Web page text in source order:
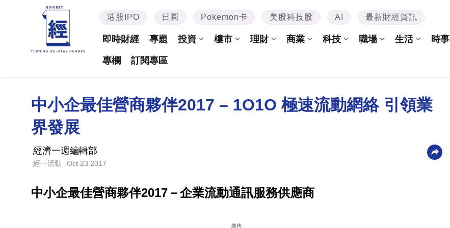
港股IPO 日圓 Pokemon卡 美股科技股 AI 最新財經資訊
即時財經 專題 投資 樓市 理財 商業 科技 職場 生活 時事
專欄 訂閱專區
中小企最佳營商夥伴2017 – 1O1O 極速流動網絡 引領業
界發展
經濟一週編輯部
經一活動 Oct 23 2017
中小企最佳營商夥伴2017－企業流動通訊服務供應商
廣告